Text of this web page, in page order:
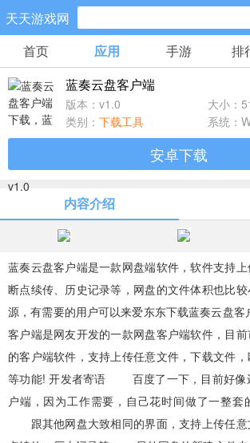
天天游戏网
手游分类
卡牌回合
71款手游
飞行射击
策略塔防
体育竞速
模拟经营
45款手游
音乐舞蹈
2款手游
首页 应用 手游 排
蓝奏云盘客户端
版本：v1.0
大小：
类别： 下载工具 系统：
安卓下载
内容介绍
蓝奏云盘客户端是一款网盘端软件，软件支持
断点续传、历史记录等，网盘的文件体积也比
源，有需要的用户可以来爱东东下载蓝奏云
客户端是网友开发的一款网盘客户端软件，目
的客户端软件，支持上传任意文件，下载文件
等功能! 开发者寄语 百度了一下，目前好像
户端，因为工作需要，自己花时间做了一整套
跟其他网盘大致相同的界面，支持上传任意